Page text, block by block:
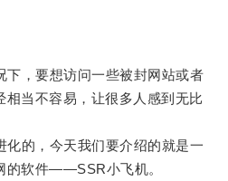
，要想访问一些被封网站或者
相当不容易，让很多人感到无比
的，今天我们要介绍的就是一
的软件——SSR小飞机。